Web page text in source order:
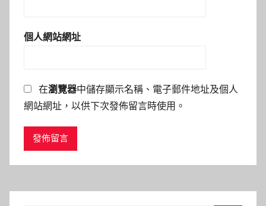
個人網站網址
在瀏覽器中儲存顯示名稱、電子郵件地址及個人
網站網址，以供下次發佈留言時使用。